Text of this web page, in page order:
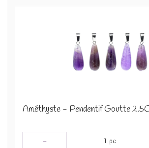
Améthyste - Pendentif Goutte
- 1 pc